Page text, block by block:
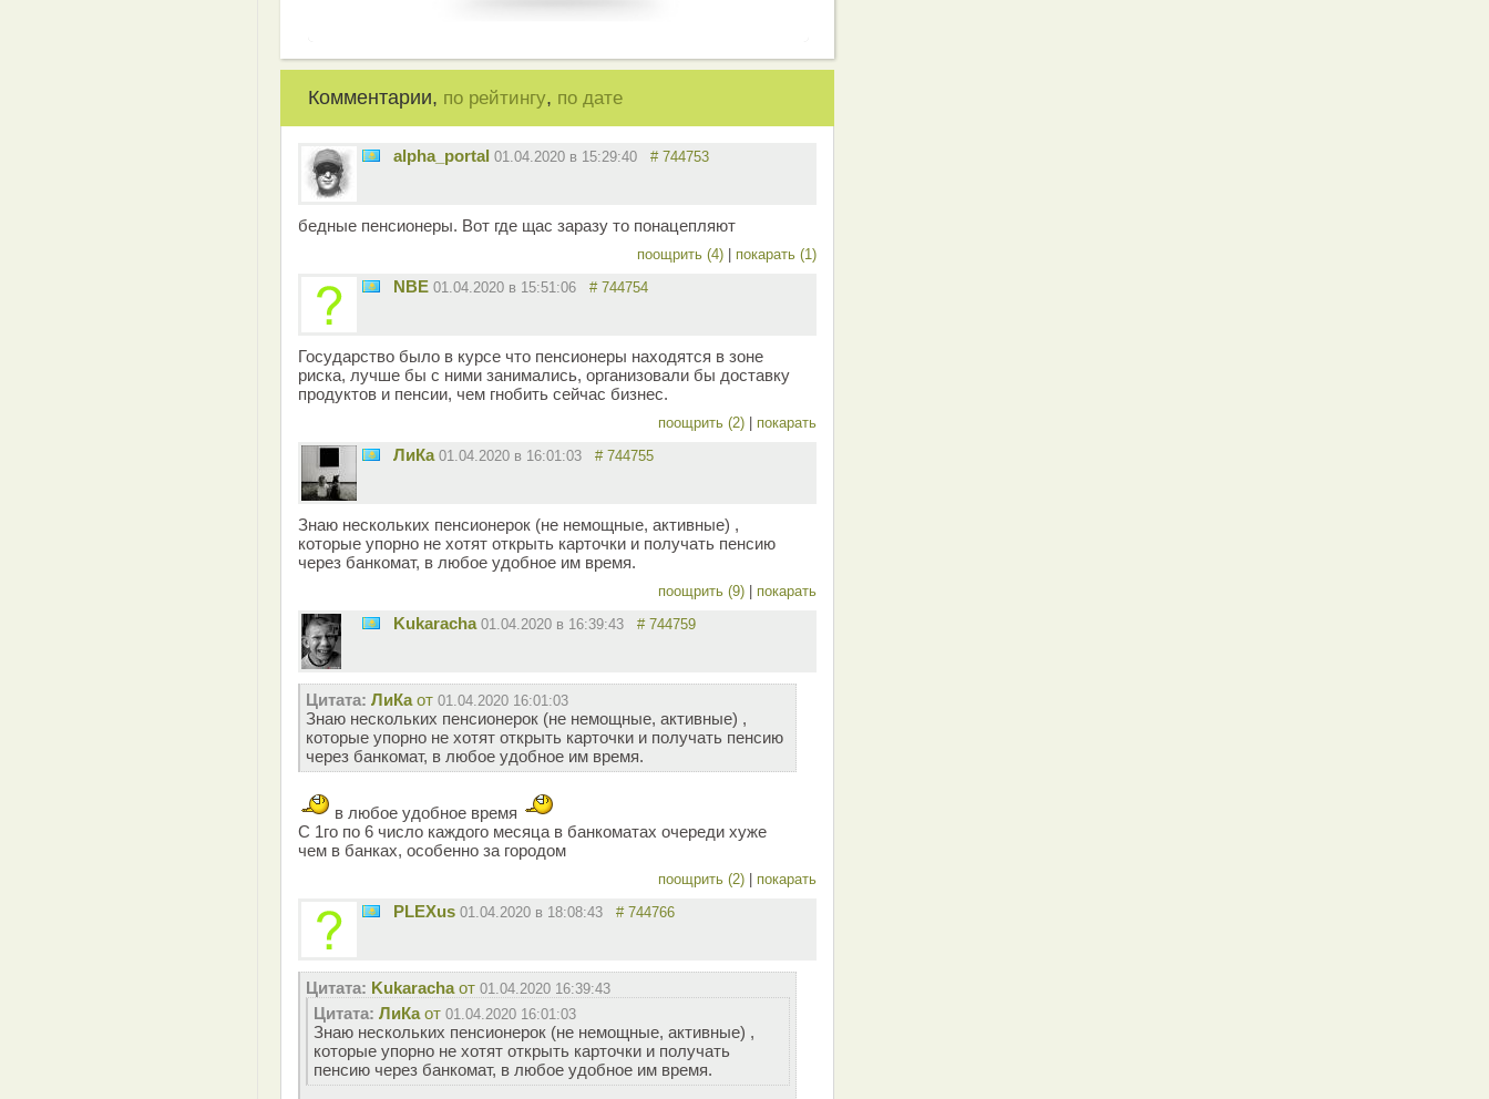
Комментарии, по рейтингу, по дате
alpha_portal 01.04.2020 в 15:29:40 # 744753
бедные пенсионеры. Вот где щас заразу то понацепляют
поощрить (4) покарать (1)
NBE 01.04.2020 в 15:51:06 # 744754
Государство было в курсе что пенсионеры находятся в зоне
риска, лучше бы с ними занимались, организовали бы доставку
продуктов и пенсии, чем гнобить сейчас бизнес.
поощрить (2) покарать
ЛиКа 01.04.2020 в 16:01:03 # 744755
Знаю нескольких пенсионерок (не немощные, активные) ,
которые упорно не хотят открыть карточки и получать пенсию
через банкомат, в любое удобное им время.
поощрить (9) покарать
Kukaracha 01.04.2020 в 16:39:43 # 744759
Цитата: ЛиКаот 01.04.2020 16:01:03
Знаю нескольких пенсионерок (не немощные, активные) ,
которые упорно не хотят открыть карточки и получать пенсию
через банкомат, в любое удобное им время.
в любое удобное время
С 1го по 6 число каждого месяца в банкоматах очереди хуже
чем в банках, особенно за городом
поощрить (2) покарать
PLEXus 01.04.2020 в 18:08:43 # 744766
Цитата: Kukarachaот 01.04.2020 16:39:43
Цитата: ЛиКаот 01.04.2020 16:01:03
Знаю нескольких пенсионерок (не немощные, активные) ,
которые упорно не хотят открыть карточки и получать
пенсию через банкомат, в любое удобное им время.